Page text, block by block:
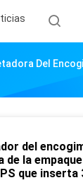
Del
del
de la
que inserta